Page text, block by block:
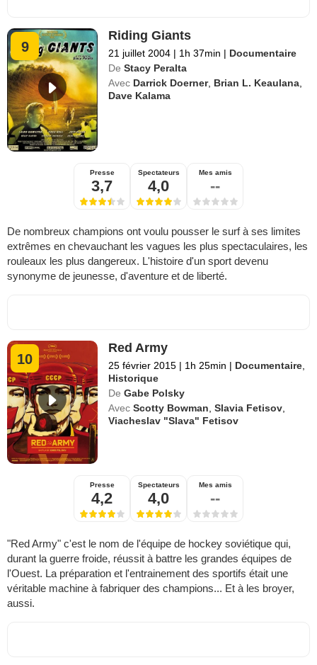
9
Riding Giants
21 juillet 2004 | 1h 37min | Documentaire
De Stacy Peralta
Avec Darrick Doerner, Brian L. Keaulana
Dave Kalama
Presse
3,7
Spectateurs
4,0
Mes amis
--
De nombreux champions ont voulu pousser le surf à ses limites
extrêmes en chevauchant les vagues les plus spectaculaires, les
rouleaux les plus dangereux. L'histoire d'un sport devenu
synonyme de jeunesse, d'aventure et de liberté.
10
Red Army
25 février 2015 | 1h 25min | Documentaire
Historique
De Gabe Polsky
Avec Scotty Bowman ,Slavia Fetisov
Viacheslav "Slava" Fetisov
Presse
4,2
Spectateurs
4,0
Mes amis
--
"Red Army" c'est le nom de l'équipe de hockey soviétique qui,
durant la guerre froide, réussit à battre les grandes équipes de
l'Ouest. La préparation et l'entrainement des sportifs était une
véritable machine à fabriquer des champions... Et à les broyer,
aussi.